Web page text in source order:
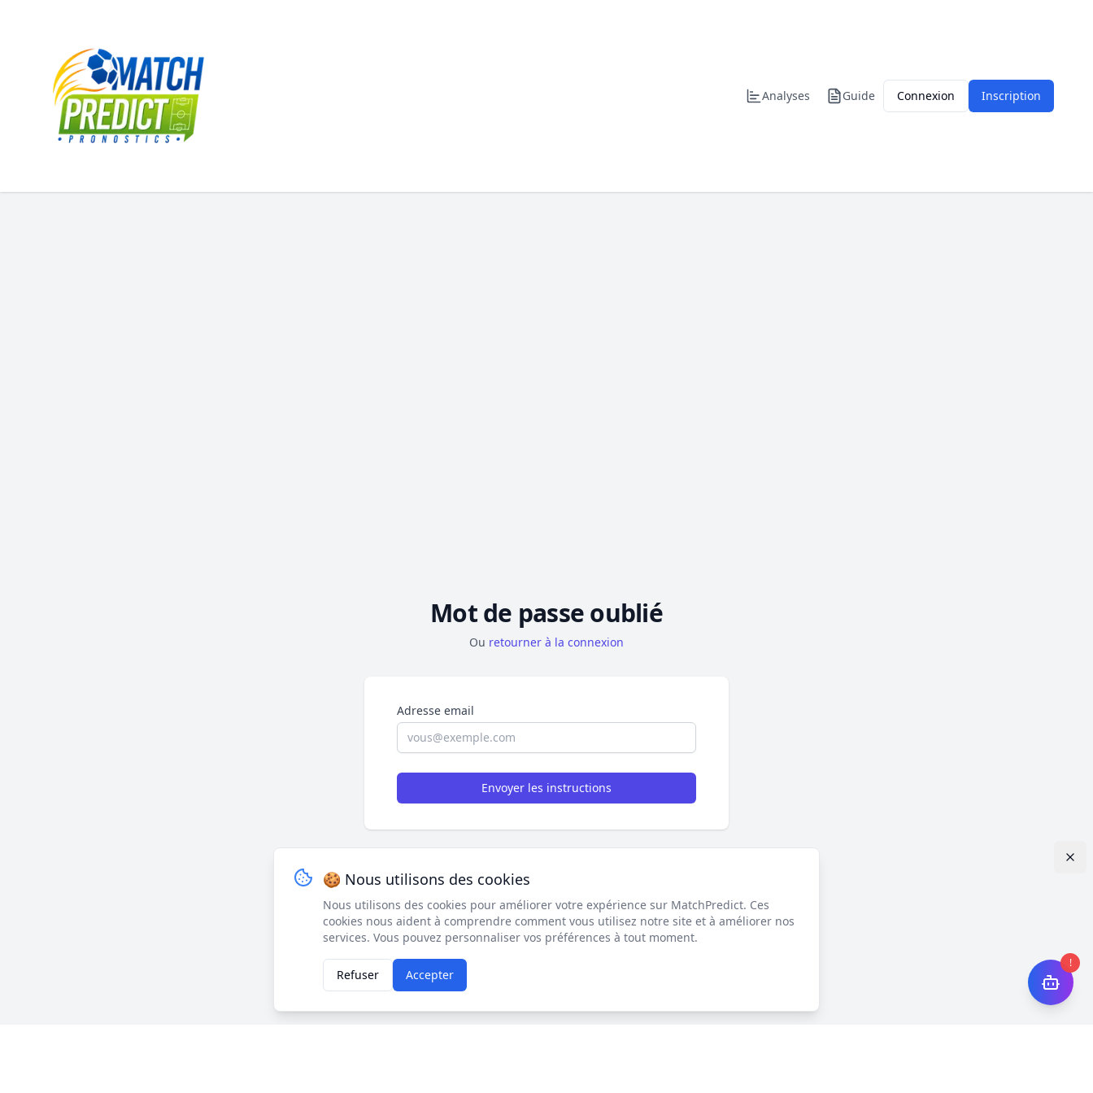
Analyses Guide Connexion Inscription
Mot de passe oublié
Ou retourner à la connexion
Adresse email
Envoyer les instructions
🍪 Nous utilisons des cookies
Nous utilisons des cookies pour améliorer votre expérience sur MatchPredict. Ces
cookies nous aident à comprendre comment vous utilisez notre site et à améliorer nos
services. Vous pouvez personnaliser vos préférences à tout moment.
Refuser Accepter
!